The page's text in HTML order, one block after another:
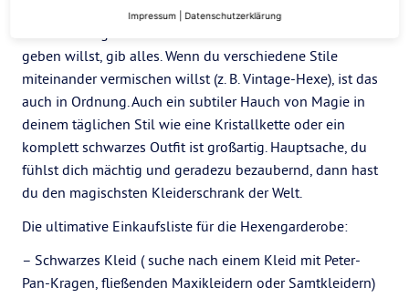
fühlen. Finde heraus, wo du dich wohlfühlst, wenn du
geben willst, gib alles. Wenn du verschiedene Stile
miteinander vermischen willst (z. B. Vintage-Hexe), ist das
auch in Ordnung. Auch ein subtiler Hauch von Magie in
deinem täglichen Stil wie eine Kristallkette oder ein
komplett schwarzes Outfit ist großartig. Hauptsache, du
fühlst dich mächtig und geradezu bezaubernd, dann hast
du den magischsten Kleiderschrank der Welt.
Die ultimative Einkaufsliste für die Hexengarderobe:
– Schwarzes Kleid ( suche nach einem Kleid mit Peter-
Pan-Kragen, fließenden Maxikleidern oder Samtkleidern)
Impressum Datenschutzerklärung